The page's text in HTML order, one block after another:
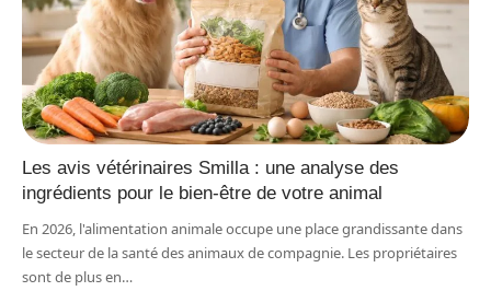
Les avis vétérinaires Smilla : une analyse des
ingrédients pour le bien-être de votre animal
En 2026, l'alimentation animale occupe une place grandissante dans
le secteur de la santé des animaux de compagnie. Les propriétaires
sont de plus en…